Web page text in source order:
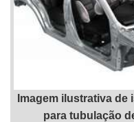
Imagem ilustrativa
para tubulação